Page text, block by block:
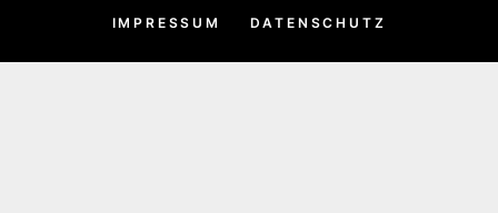
IMPRESSUM DATENSCHUTZ